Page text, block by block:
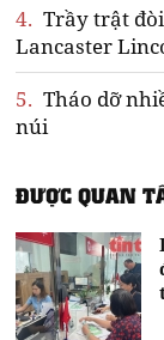
4. Trầy trật
Lancaster
5. Tháo dỡ
núi
ĐƯỢC QUAN